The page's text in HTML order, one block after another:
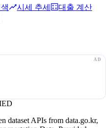
시세 추세
대출 계산
dataset APIs from data.go.kr,